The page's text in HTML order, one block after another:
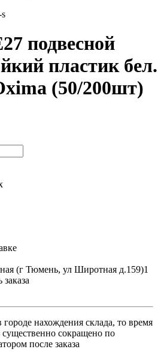
подвесной
пластик бел.
(50/200шт)
(г Тюмень, ул Широтная д.159)1
нахождения склада, то время
сокращено по
после заказа